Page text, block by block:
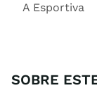
A Esportiva
SOBRE